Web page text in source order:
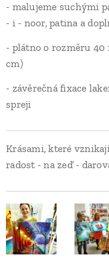
- malujeme suchými
- i - noor, patina a
- plátno o rozměru 40
cm)
- závěrečná fixace
spreji
Krásami, které
radost - na zeď -